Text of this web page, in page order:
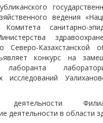
ведения
Комитета санитарно-
Северо-Казахстанской
конкурс на
лаборанта
исследований
деятельности
деятельности в области